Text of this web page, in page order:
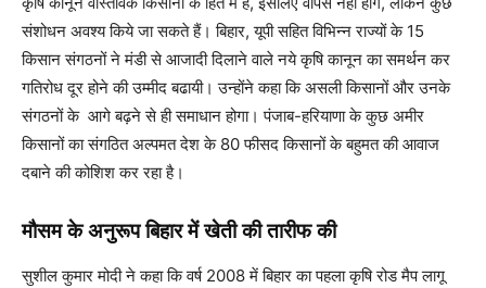
संशोधन अवश्य किये जा सकते हैं। बिहार, यूपी सहित विभिन्न राज्यों के 15
किसान संगठनों ने मंडी से आजादी दिलाने वाले नये कृषि कानून का समर्थन कर
गतिरोध दूर होने की उम्मीद बढायी। उन्होंने कहा कि असली किसानों और उनके
संगठनों के आगे बढ़ने से ही समाधान होगा। पंजाब-हरियाणा के कुछ अमीर
किसानों का संगठित अल्पमत देश के 80 फीसद किसानों के बहुमत की आवाज
दबाने की कोशिश कर रहा है।
मौसम के अनुरूप बिहार में खेती की तारीफ की
सुशील कुमार मोदी ने कहा कि वर्ष 2008 में बिहार का पहला कृषि रोड मैप लागू